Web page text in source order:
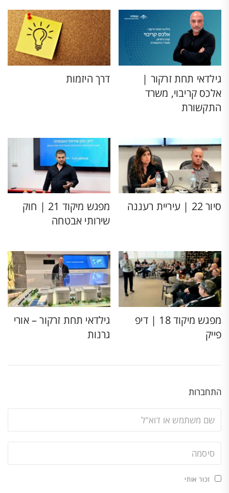
גילדאי תחת זרקור |
אלכס קריבוי, משרד
התקשורת
דרך היזמות
סיור 22 | עיריית רעננה
מפגש מיקוד 21 | חוק
שירותי אבטחה
מפגש מיקוד 18 | דיפ
פייק
גילדאי תחת זרקור – אורי
גרנות
התחברות
זכור אותי